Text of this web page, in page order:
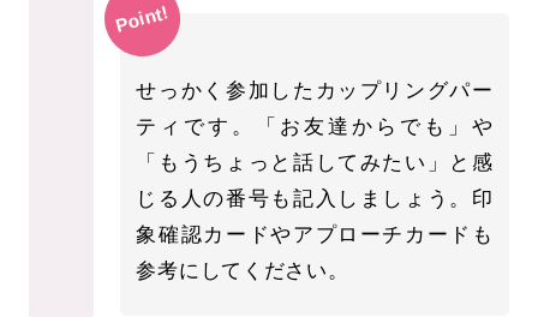
Point!
せっかく参加したカップリングパー
ティです。「お友達からでも」や
「もうちょっと話してみたい」と感
じる人の番号も記入しましょう。印
象確認カードやアプローチカードも
参考にしてください。